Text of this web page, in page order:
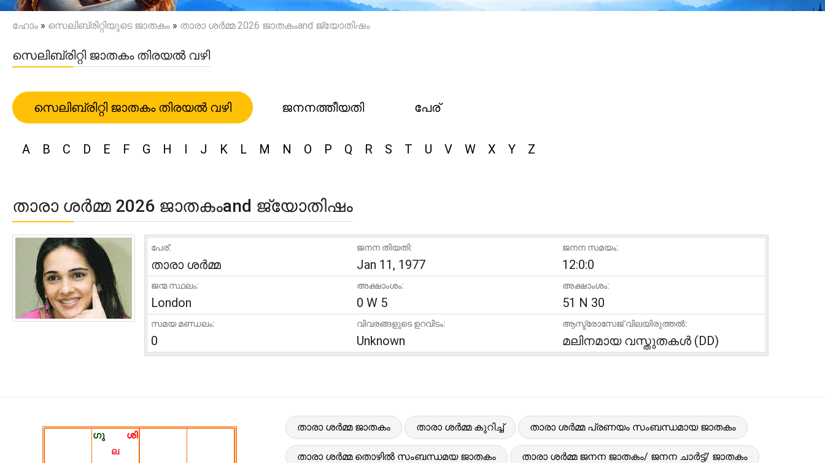
ഹോം » സെലിബ്രിറ്റിയുടെ ജാതകം » താരാ ശർമ്മ 2026 ജാതകംand ജ്യോതിഷം
സെലിബ്രിറ്റി ജാതകം തിരയൽ വഴി
സെലിബ്രിറ്റി ജാതകം തിരയൽ വഴി ജനനത്തീയതി പേര്
A B C D E F G H I J K L M N O P Q R S T U V W X Y Z
താരാ ശർമ്മ 2026 ജാതകംand ജ്യോതിഷം
പേര്:
താരാ ശർമ്മ
ജനന തിയതി:
Jan 11, 1977
ജനന സമയം:
12:0:0
ജന്മ സ്ഥലം:
London
അക്ഷാംശം:
0 W 5
അക്ഷാംശം:
51 N 30
സമയ മണ്ഡലം:
0
വിവരങ്ങളുടെ ഉറവിടം:
Unknown
ആസ്ട്രോസേജ് വിലയിരുത്തൽ:
മലിനമായ വസ്തുതകൾ (DD)
താരാ ശർമ്മ ജാതകം താരാ ശർമ്മ കുറിച്ച് താരാ ശർമ്മ പ്രണയം സംബന്ധമായ ജാതകം
താരാ ശർമ്മ തൊഴിൽ സംബന്ധമയ ജാതകം താരാ ശർമ്മ ജനന ജാതകം/ ജനന ചാർട്ട്/ ജാതകം